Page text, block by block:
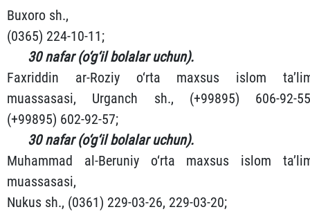
Buxoro sh.,
(0365) 224-10-11;
30 nafar (o‘g‘il bolalar uchun).
Faxriddin ar-Roziy o‘rta maxsus islom
muassasasi, Urganch sh., (+99895) 606-92-
(+99895) 602-92-57;
30 nafar (o‘g‘il bolalar uchun).
Muhammad al-Beruniy o‘rta maxsus islom
muassasasi,
Nukus sh., (0361) 229-03-26, 229-03-20;